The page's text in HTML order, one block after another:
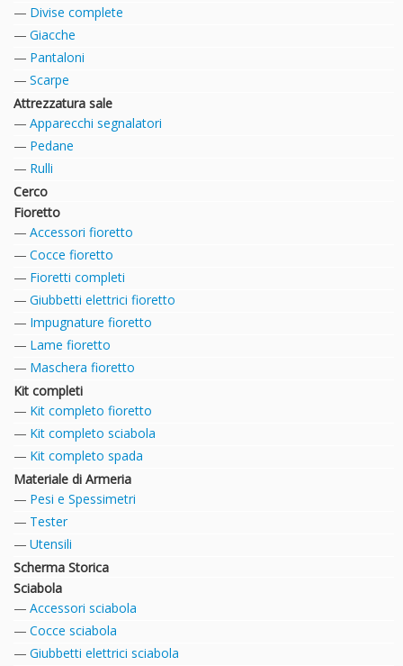
Divise complete
Giacche
Pantaloni
Scarpe
Attrezzatura sale
Apparecchi segnalatori
Pedane
Rulli
Cerco
Fioretto
Accessori fioretto
Cocce fioretto
Fioretti completi
Giubbetti elettrici fioretto
Impugnature fioretto
Lame fioretto
Maschera fioretto
Kit completi
Kit completo fioretto
Kit completo sciabola
Kit completo spada
Materiale di Armeria
Pesi e Spessimetri
Tester
Utensili
Scherma Storica
Sciabola
Accessori sciabola
Cocce sciabola
Giubbetti elettrici sciabola